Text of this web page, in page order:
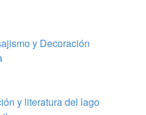
y Decoración
y literatura del lago